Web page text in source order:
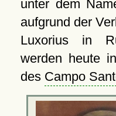
unter dem
aufgrund der
Luxorius in
werden heute
des Campo